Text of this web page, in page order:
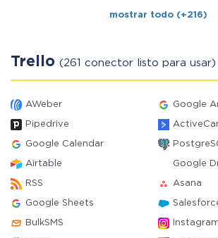
mostrar todo (+216)
Trello (261 conector listo para usar)
AWeber Google
Pipedrive
Google Calendar
Airtable Google
RSS Asana
Google Sheets
BulkSMS